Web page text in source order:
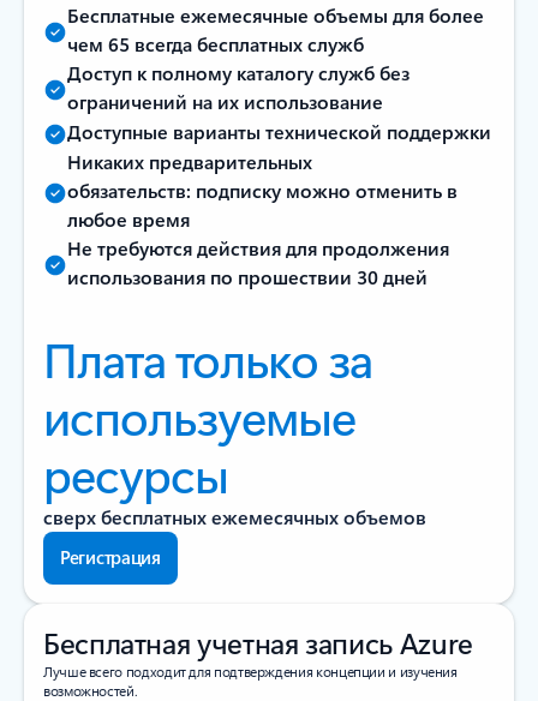
Бесплатные ежемесячные объемы для более
чем 65 всегда бесплатных служб
Доступ к полному каталогу служб без
ограничений на их использование
Доступные варианты технической поддержки
Никаких предварительных
обязательств: подписку можно отменить в
любое время
Не требуются действия для продолжения
использования по прошествии 30 дней
Плата только за
используемые
ресурсы
сверх бесплатных ежемесячных объемов
Регистрация
Бесплатная учетная запись Azure
Лучше всего подходит для подтверждения концепции и изучения
возможностей.